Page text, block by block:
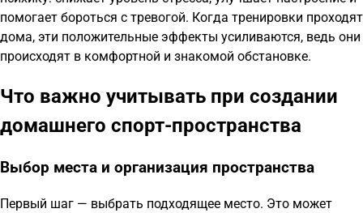
помогает бороться с тревогой. Когда тренировки проходят
дома, эти положительные эффекты усиливаются, ведь они
происходят в комфортной и знакомой обстановке.
Что важно учитывать при создании
домашнего спорт-пространства
Выбор места и организация пространства
Первый шаг — выбрать подходящее место. Это может